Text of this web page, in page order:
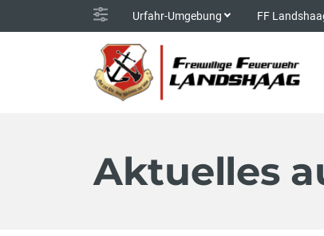
Urfahr-Umgebung FF
Aktuelles